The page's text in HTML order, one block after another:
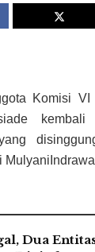
Komisi
kembali
Dua